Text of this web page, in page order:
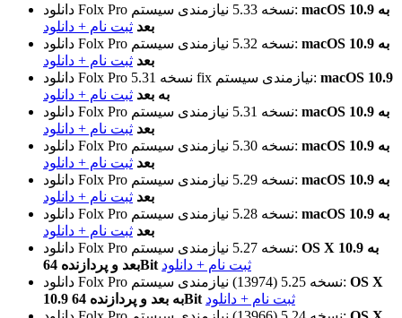
دانلود Folx Pro نسخه 5.33نیازمندی سیستم: macOS 10.9 به
بعد ثبت نام + دانلود
دانلود Folx Pro
نسخه 5.32نیازمندی سیستم: macOS 10.9 به
بعد ثبت نام + دانلود
دانلود Folx Pro
نسخه 5.31 fix نیازمندی سیستم: macOS 10.9
به بعد ثبت نام + دانلود
دانلود Folx Pro
نسخه 5.31نیازمندی سیستم: macOS 10.9 به
بعد ثبت نام + دانلود
دانلود Folx Pro
نسخه 5.30نیازمندی سیستم: macOS 10.9 به
بعد ثبت نام + دانلود
دانلود Folx Pro
نسخه 5.29نیازمندی سیستم: macOS 10.9 به
بعد ثبت نام + دانلود
دانلود Folx Pro
نسخه 5.28نیازمندی سیستم: macOS 10.9 به
بعد ثبت نام + دانلود
دانلود Folx Pro
نسخه 5.27نیازمندی سیستم: OS X 10.9 به
بعد و پردازنده 64Bit ثبت نام + دانلود
دانلود Folx Pro
نسخه 5.25 (13974)نیازمندی سیستم: OS X
10.9 به بعد و پردازنده 64Bit ثبت نام + دانلود